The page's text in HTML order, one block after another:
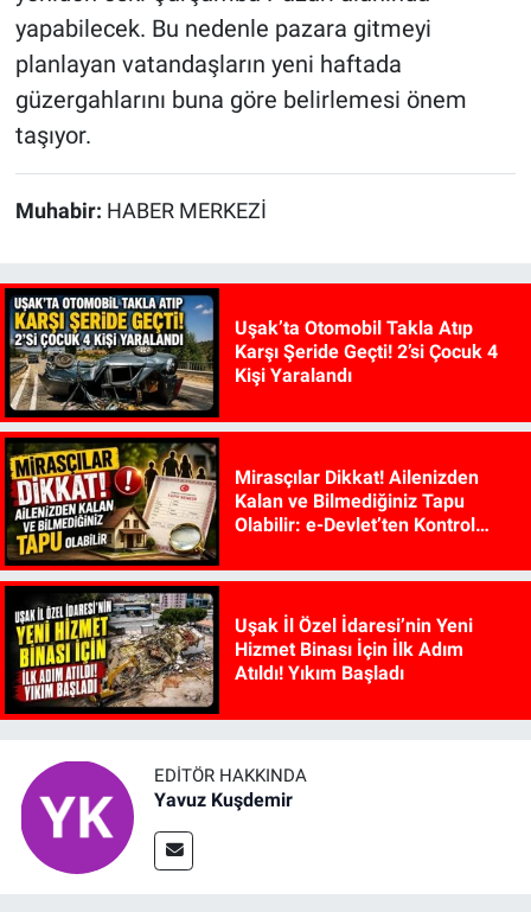
yapabilecek. Bu nedenle pazara gitmeyi
planlayan vatandaşların yeni haftada
güzergahlarını buna göre belirlemesi önem
taşıyor.
Muhabir: HABER MERKEZİ
Uşak’ta Otomobil Takla Atıp
Karşı Şeride Geçti! 2’si Çocuk 4
Kişi Yaralandı
Mirasçılar Dikkat! Ailenizden
Kalan ve Bilmediğiniz Tapu
Olabilir: e-Devlet’ten Kontrol
Uşak İl Özel İdaresi’nin Yeni
Hizmet Binası İçin İlk Adım
Atıldı! Yıkım Başladı
EDITÖR HAKKINDA
Yavuz Kuşdemir